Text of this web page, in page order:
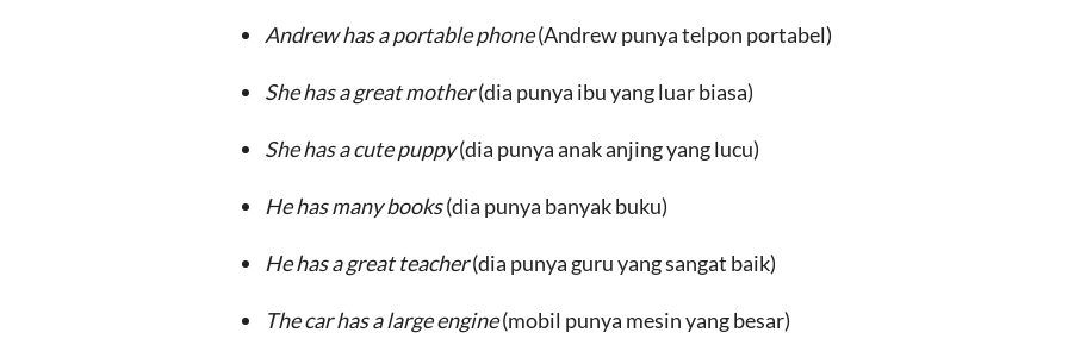
Andrew has a portable phone(Andrew punya telpon portabel)
She has a great mother(dia punya ibu yang luar biasa)
She has a cute puppy(dia punya anak anjing yang lucu)
He has many books(dia punya banyak buku)
He has a great teacher(dia punya guru yang sangat baik)
The car has a large engine(mobil punya mesin yang besar)